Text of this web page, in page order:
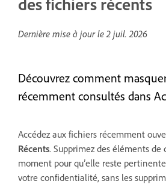
Dernière mise à jour le2 juil. 2026
Découvrez comment
récemment consultés dans
Accédez aux fichiers récemment
Récents. Supprimez des éléments
moment pour qu’elle reste
votre confidentialité, sans les